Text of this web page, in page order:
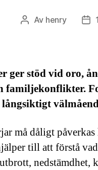
Inläggsförfattare
Av henry
ger stöd vid oro,
familjekonflikter.
långsiktigt
må dåligt
till att förstå
nedstämdhet,